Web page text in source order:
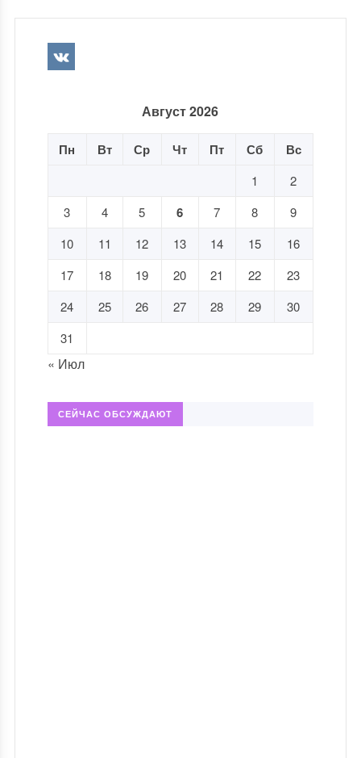
Август 2026
Пн Вт Ср Чт Пт Сб Вс
1
2
3
4 5 6 7 8
9
10
11 12 13 14 15
16
17
18 19 20 21 22
23
24
25 26 27 28 29
30
31
« Июл
СЕЙЧАС ОБСУЖДАЮТ